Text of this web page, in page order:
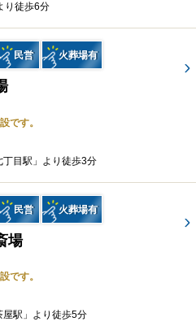
以内）
以内）
り徒歩6分
民営 火葬場有
です。
目駅」より徒歩3分
民営 火葬場有
場
です。
屋駅」より徒歩5分